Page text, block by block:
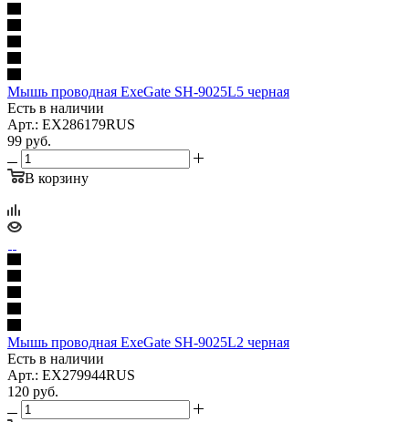
Мышь проводная ExeGate SH-9025L5 черная
Есть в наличии
Арт.: EX286179RUS
99 руб.
В корзину
Мышь проводная ExeGate SH-9025L2 черная
Есть в наличии
Арт.: EX279944RUS
120 руб.